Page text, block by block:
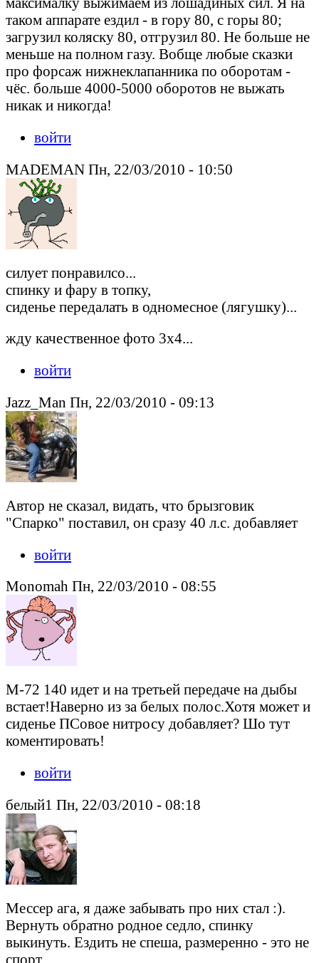
таком аппарате ездил - в гору 80, с горы 80;
загрузил коляску 80, отгрузил 80. Не больше не
меньше на полном газу. Вобще любые сказки
про форсаж нижнеклапанника по оборотам -
чёс. больше 4000-5000 оборотов не выжать
никак и никогда!
войти
MADEMAN Пн, 22/03/2010 - 10:50
силует понравилсо...
спинку и фару в топку,
сиденье передалать в одномесное (лягушку)...
жду качественное фото 3х4...
войти
Jazz_Man Пн, 22/03/2010 - 09:13
Автор не сказал, видать, что брызговик
"Спарко" поставил, он сразу 40 л.с. добавляет
войти
Monomah Пн, 22/03/2010 - 08:55
М-72 140 идет и на третьей передаче на дыбы
встает!Наверно из за белых полос.Хотя может и
сиденье ПСовое нитросу добавляет? Шо тут
коментировать!
войти
белый1 Пн, 22/03/2010 - 08:18
Мессер ага, я даже забывать про них стал :).
Вернуть обратно родное седло, спинку
выкинуть. Ездить не спеша, размеренно - это не
спорт.